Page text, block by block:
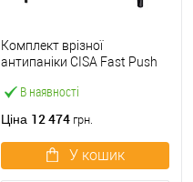
В наявності
Комплект врізної
антипаніки CISA Fast Push
червоний із замком та
Ціна 12 474 грн.
У кошик